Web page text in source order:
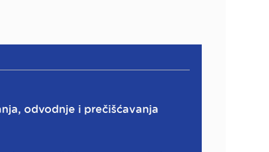
odvodnje i prečišćavanja